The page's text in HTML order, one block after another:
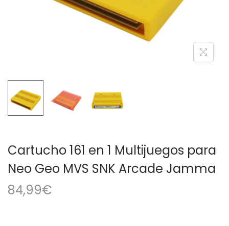
a
c
i
d
Cartucho 161 en 1 Multijuegos para
Neo Geo MVS SNK Arcade Jamma
84,99€